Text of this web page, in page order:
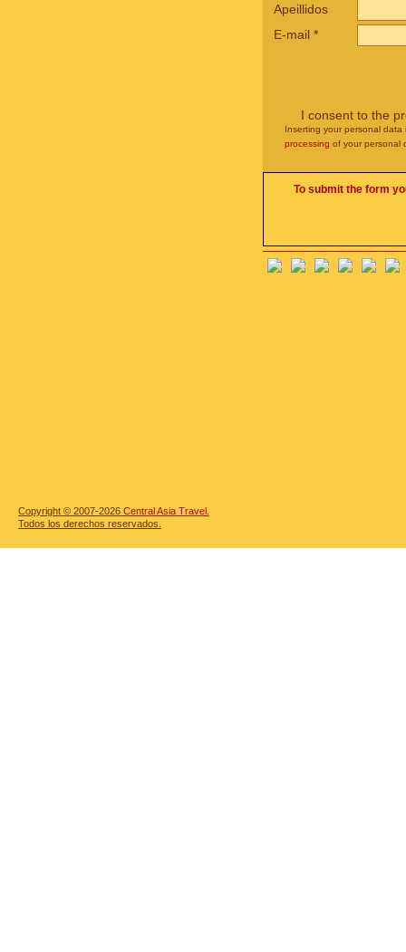
Apeillidos
E-mail *
I consent to the
Inserting your personal
processing of your personal
To submit the form
Copyright © 2007-2026 Central Asia Travel.
Todos los derechos reservados.